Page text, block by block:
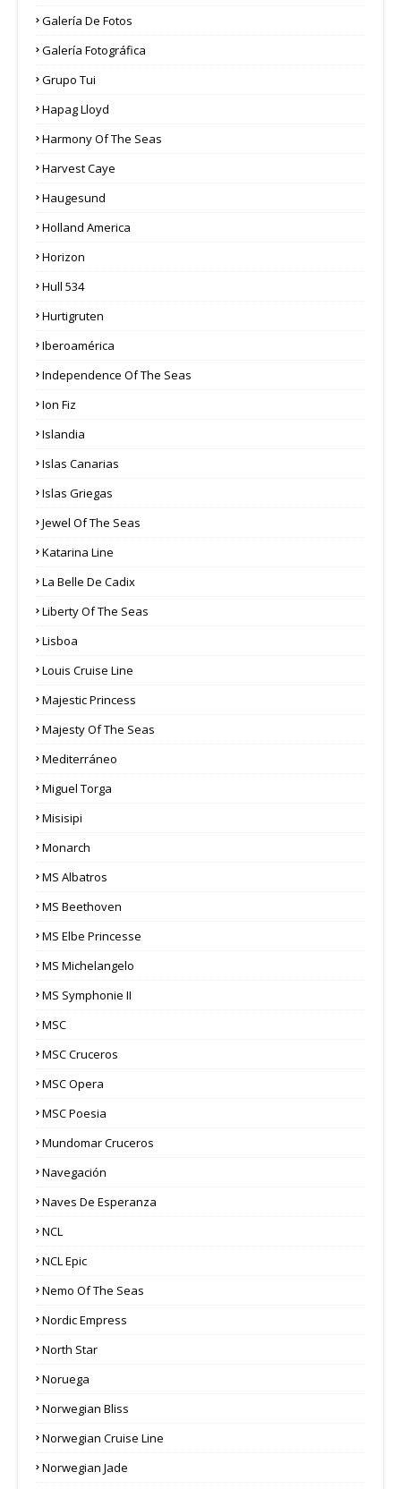
Galería De Fotos
Galería Fotográfica
Grupo Tui
Hapag Lloyd
Harmony Of The Seas
Harvest Caye
Haugesund
Holland America
Horizon
Hull 534
Hurtigruten
Iberoamérica
Independence Of The Seas
Ion Fiz
Islandia
Islas Canarias
Islas Griegas
Jewel Of The Seas
Katarina Line
La Belle De Cadix
Liberty Of The Seas
Lisboa
Louis Cruise Line
Majestic Princess
Majesty Of The Seas
Mediterráneo
Miguel Torga
Misisipi
Monarch
MS Albatros
MS Beethoven
MS Elbe Princesse
MS Michelangelo
MS Symphonie II
MSC
MSC Cruceros
MSC Opera
MSC Poesia
Mundomar Cruceros
Navegación
Naves De Esperanza
NCL
NCL Epic
Nemo Of The Seas
Nordic Empress
North Star
Noruega
Norwegian Bliss
Norwegian Cruise Line
Norwegian Jade